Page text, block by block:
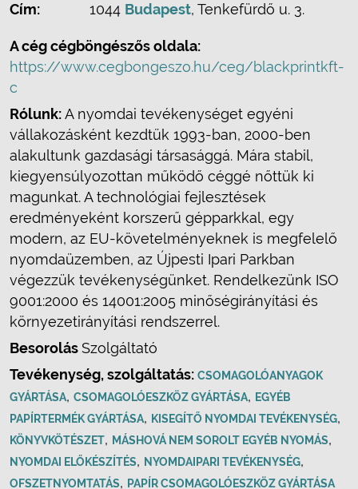
Cím:
1044 Budapest, Tenkefürdő u. 3.
A cég cégböngészős oldala:
https://www.cegbongeszo.hu/ceg/blackprintkft-
c
Rólunk:A nyomdai tevékenységet egyéni
vállakozásként kezdtük 1993-ban, 2000-ben
alakultunk gazdasági társasággá. Mára stabil,
kiegyensúlyozottan működő céggé nőttük ki
magunkat. A technológiai fejlesztések
eredményeként korszerű gépparkkal, egy
modern, az EU-követelményeknek is megfelelő
nyomdaüzemben, az Újpesti Ipari Parkban
végezzük tevékenységünket. Rendelkezünk ISO
9001:2000 és 14001:2005 minőségirányítási és
környezetirányítási rendszerrel.
BesorolásSzolgáltató
Tevékenység, szolgáltatás: CSOMAGOLÓANYAGOK
GYÁRTÁSA, CSOMAGOLÓESZKÖZ GYÁRTÁSA, EGYÉB
PAPÍRTERMÉK GYÁRTÁSA, KISEGÍTŐ NYOMDAI TEVÉKENYSÉG,
KÖNYVKÖTÉSZET, MÁSHOVÁ NEM SOROLT EGYÉB NYOMÁS,
NYOMDAI ELŐKÉSZÍTÉS, NYOMDAIPARI TEVÉKENYSÉG,
OFSZETNYOMTATÁS, PAPÍR CSOMAGOLÓESZKÖZ GYÁRTÁSA